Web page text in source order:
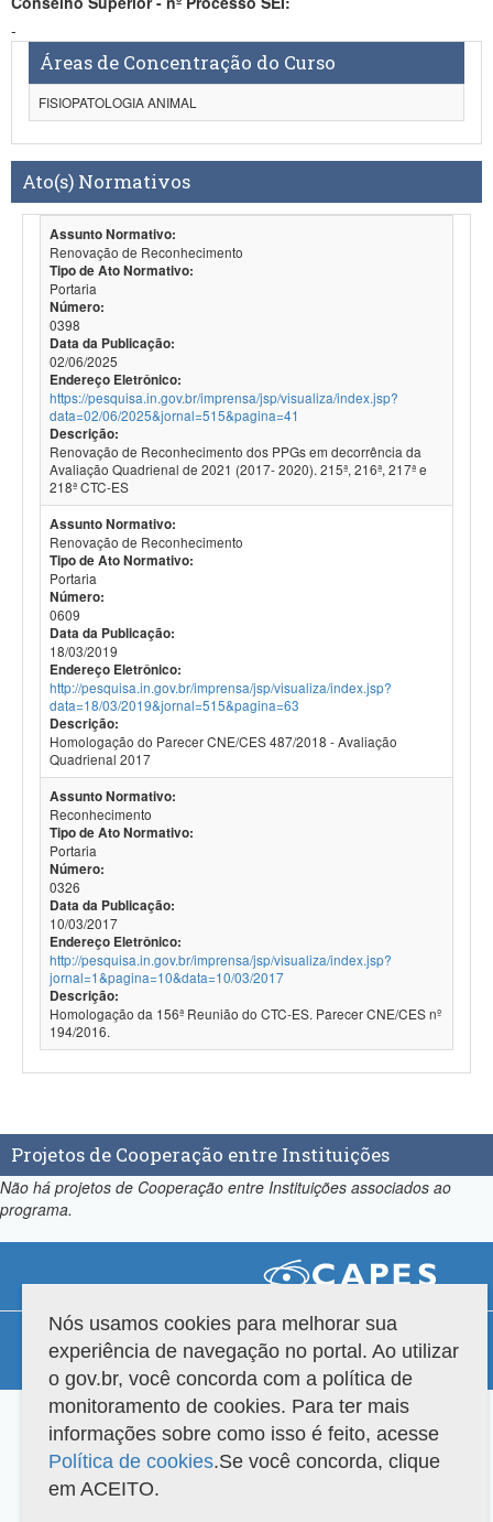
-
Áreas de Concentração do Curso
FISIOPATOLOGIA ANIMAL
Ato(s) Normativos
Assunto Normativo:
Renovação de Reconhecimento
Tipo de Ato Normativo:
Portaria
Número:
0398
Data da Publicação:
02/06/2025
Endereço Eletrônico:
https://pesquisa.in.gov.br/imprensa/jsp/visualiza/index.jsp?
data=02/06/2025&jornal=515&pagina=41
Descrição:
Renovação de Reconhecimento dos PPGs em decorrência da
Avaliação Quadrienal de 2021 (2017- 2020). 215ª, 216ª, 217ª e
218ª CTC-ES
Assunto Normativo:
Renovação de Reconhecimento
Tipo de Ato Normativo:
Portaria
Número:
0609
Data da Publicação:
18/03/2019
Endereço Eletrônico:
http://pesquisa.in.gov.br/imprensa/jsp/visualiza/index.jsp?
data=18/03/2019&jornal=515&pagina=63
Descrição:
Homologação do Parecer CNE/CES 487/2018 - Avaliação
Quadrienal 2017
Assunto Normativo:
Reconhecimento
Tipo de Ato Normativo:
Portaria
Número:
0326
Data da Publicação:
10/03/2017
Endereço Eletrônico:
http://pesquisa.in.gov.br/imprensa/jsp/visualiza/index.jsp?
jornal=1&pagina=10&data=10/03/2017
Descrição:
Homologação da 156ª Reunião do CTC-ES. Parecer CNE/CES nº
194/2016.
Projetos de Cooperação entre Instituições
Não há projetos de Cooperação entre Instituições associados ao
programa.
Compatibilidade
Versão do sistema: 3.88.9 Copyright 2022 Capes. Todos os direitos reservados.
Nós usamos cookies para melhorar sua
experiência de navegação no portal. Ao utilizar
o gov.br, você concorda com a política de
monitoramento de cookies. Para ter mais
informações sobre como isso é feito, acesse
Política de cookies.Se você concorda, clique
em ACEITO.